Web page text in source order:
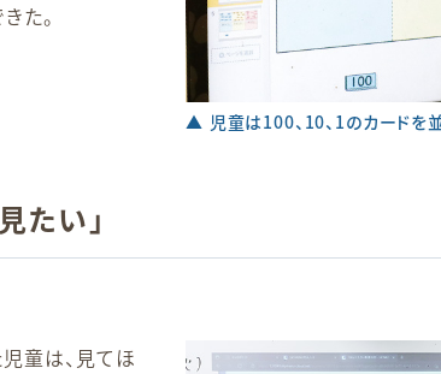
▲ 児童は100、10、1のカードを
た。
たい」
童は、見てほ